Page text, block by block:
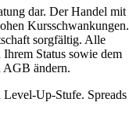
dar. Der Handel mit
Kursschwankungen.
sorgfältig. Alle
Status sowie dem
AGB ändern.
Up-Stufe. Spreads